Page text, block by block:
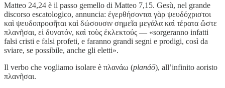
Matteo 24,24 è il passo gemello di Matteo 7,15. Gesù, nel grande
discorso escatologico, annuncia: ἐγερθήσονται γὰρ ψευδόχριστοι
καὶ ψευδοπροφῆται καὶ δώσουσιν σημεῖα μεγάλα καὶ τέρατα ὥστε
πλανῆσαι, εἰ δυνατόν, καὶ τοὺς ἐκλεκτούς — «sorgeranno infatti
falsi cristi e falsi profeti, e faranno grandi segni e prodigi, così da
sviare, se possibile, anche gli eletti».
Il verbo che vogliamo isolare è πλανάω (planáō), all’infinito aoristo
πλανῆσαι.